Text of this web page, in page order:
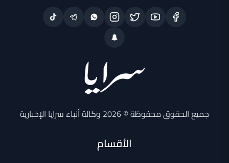
جميع الحقوق محفوظة © 2026 وكالة أنباء سرايا الإخبارية
الأقسام